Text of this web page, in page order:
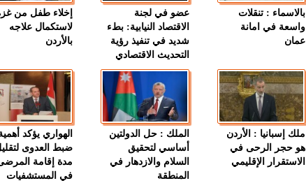
بالاسماء : تنقلات
واسعة في امانة
عمان
عضو في لجنة
الاقتصاد النيابية: بطء
شديد في تنفيذ رؤية
التحديث الاقتصادي
إخلاء طفل من
لاستكمال علاجه
بالأردن
ملك إسبانيا : الأردن
هو حجر الرحى في
الاستقرار الإقليمي
الملك : حل الدولتين
أساسي لتحقيق
السلام والازدهار في
المنطقة
الهواري يؤكد
ضبط العدوى
مدة إقامة
في المستشفيات